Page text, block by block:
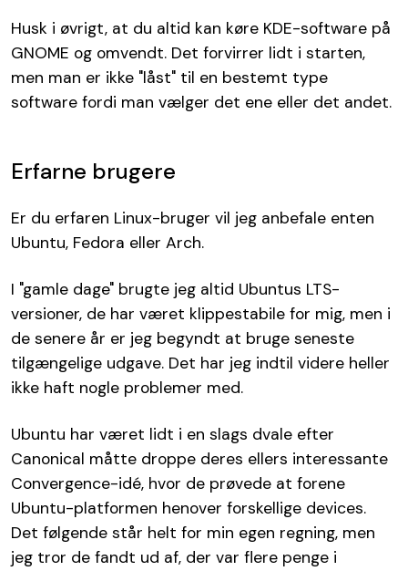
Husk i øvrigt, at du altid kan køre KDE-software på
GNOME og omvendt. Det forvirrer lidt i starten,
men man er ikke "låst" til en bestemt type
software fordi man vælger det ene eller det andet.
Erfarne brugere
Er du erfaren Linux-bruger vil jeg anbefale enten
Ubuntu, Fedora eller Arch.
I "gamle dage" brugte jeg altid Ubuntus LTS-
versioner, de har været klippestabile for mig, men i
de senere år er jeg begyndt at bruge seneste
tilgængelige udgave. Det har jeg indtil videre heller
ikke haft nogle problemer med.
Ubuntu har været lidt i en slags dvale efter
Canonical måtte droppe deres ellers interessante
Convergence-idé, hvor de prøvede at forene
Ubuntu-platformen henover forskellige devices.
Det følgende står helt for min egen regning, men
jeg tror de fandt ud af, der var flere penge i